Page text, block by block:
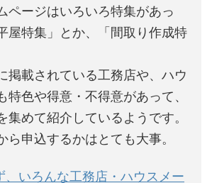
ページはいろいろ特集があっ
屋特集」とか、「間取り作成特
掲載されている工務店や、ハウ
特色や得意・不得意があって、
集めて紹介しているようです。
ら申込するかはとても大事。
、いろんな工務店・ハウスメー